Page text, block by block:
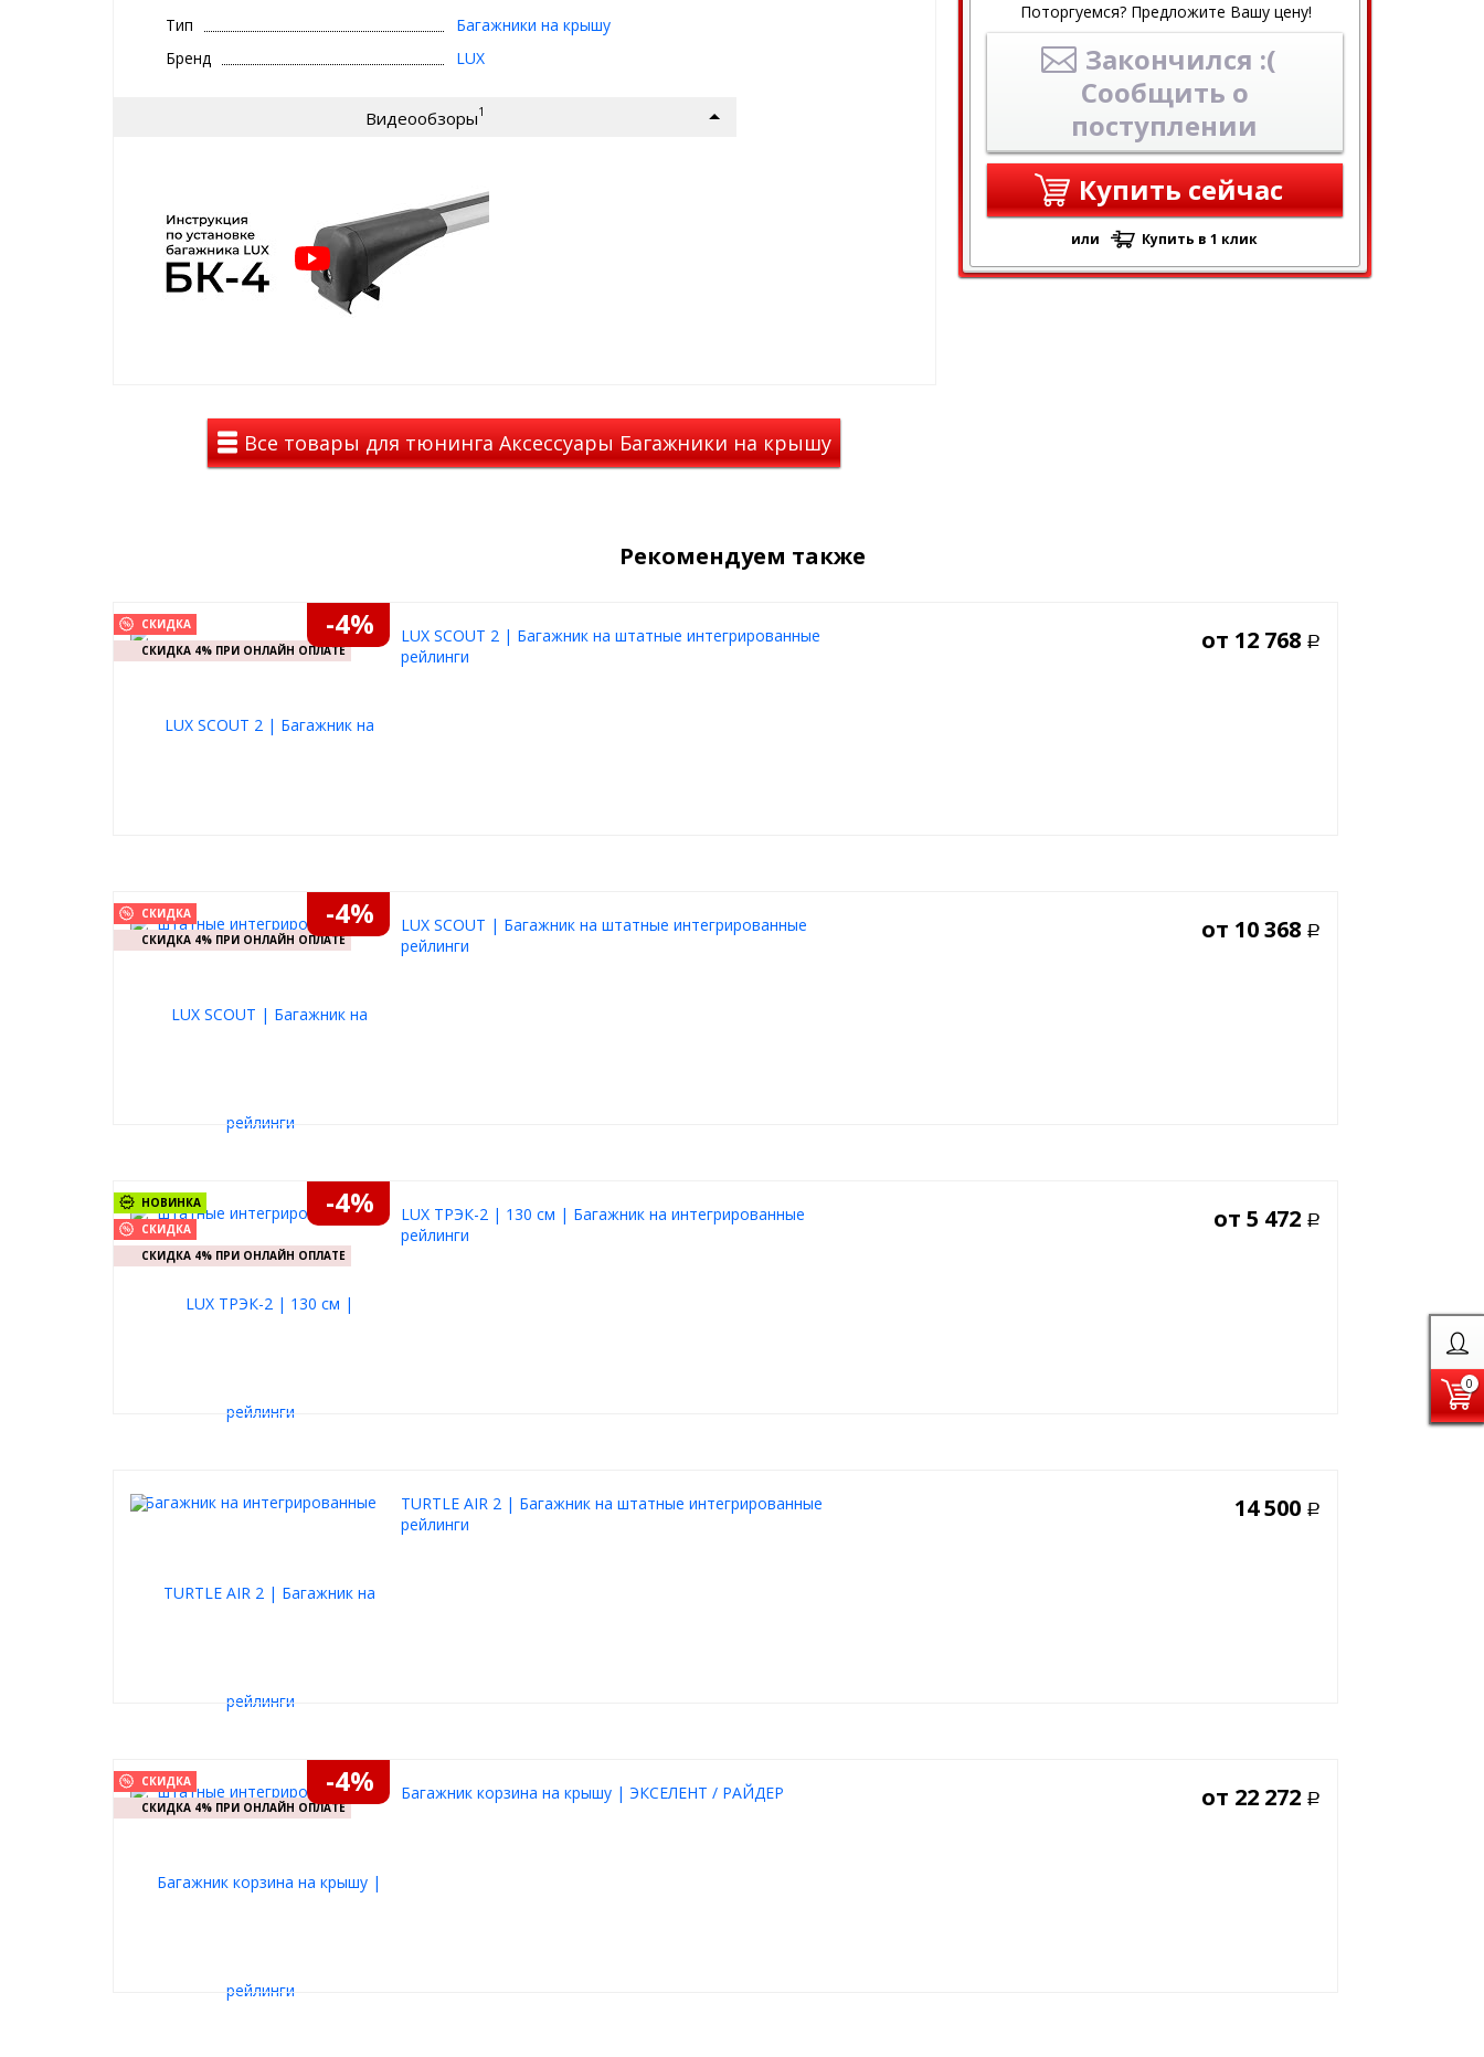
0
Поторгуемся? Предложите Вашу цену!
Закончился :(
Сообщить о
поступлении
Купить сейчас
или Купить в 1 клик
черные поперечины
Багажник LUX BRIDGE имеет защиту от кражи:
пластиковых опор багажника и не выступает за их края. Вся встроенная система
фиксации багажника легко регулируется по ширине и надёжно крепится на крыше
автомобиля. А после установки каждая из опор багажника запирается на
ключ.Пластиковые составляющие данного багажника сделаны из
высокопрочного стеклонаполненного полиамида, способного выдерживать
значительные перегрузки при температуре окружающей среды от -50 до +50°C.
для непосредственной перевозки груза на аэродинамических алюминиевых
поперечинах.
дополнительных аксессуаров для перевозки груза, а именно: грузовых боксов,
Данные аксессуары легко крепятся на багажник LUX как способом обхвата и
зажима поперечин, так и с использованием специального Т-слота в верхней
части поперечин.
Тип
Багажники на крышу
Бренд
LUX
Видеообзоры1
Все товары для тюнинга Аксессуары Багажники на крышу
Рекомендуем также
СКИДКА
СКИДКА 4% ПРИ ОНЛАЙН ОПЛАТЕ
-4%
LUX SCOUT 2 | Багажник на штатные интегрированные
рейлинги
от 12 768 Р
СКИДКА
СКИДКА 4% ПРИ ОНЛАЙН ОПЛАТЕ
-4%
LUX SCOUT | Багажник на штатные интегрированные
рейлинги
от 10 368 Р
НОВИНКА
СКИДКА
СКИДКА 4% ПРИ ОНЛАЙН ОПЛАТЕ
-4%
LUX ТРЭК-2 | 130 см | Багажник на интегрированные
рейлинги
от 5 472 Р
TURTLE AIR 2 | Багажник на штатные интегрированные
рейлинги
14 500 Р
СКИДКА
СКИДКА 4% ПРИ ОНЛАЙН ОПЛАТЕ
-4% Багажник корзина на крышу | ЭКСЕЛЕНТ / РАЙДЕР от 22 272 Р